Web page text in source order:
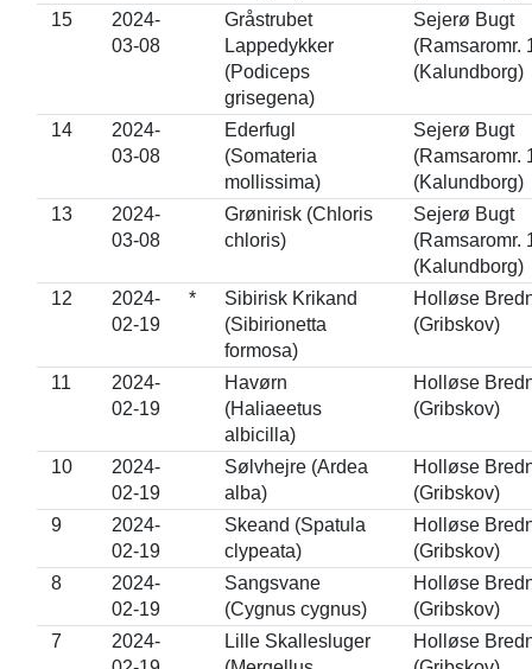
15
2024-
03-08
Gråstrubet
Lappedykker
(Podiceps
grisegena)
Sejerø Bugt
(Ramsaromr.
(Kalundborg)
14
2024-
03-08
Ederfugl
(Somateria
mollissima)
Sejerø Bugt
(Ramsaromr.
(Kalundborg)
13
2024-
03-08
Grønirisk (Chloris
chloris)
Sejerø Bugt
(Ramsaromr.
(Kalundborg)
12
2024-
02-19
*
Sibirisk Krikand
(Sibirionetta
formosa)
Holløse
(Gribskov)
11
2024-
02-19
Havørn
(Haliaeetus
albicilla)
Holløse
(Gribskov)
10
2024-
02-19
Sølvhejre (Ardea
alba)
Holløse
(Gribskov)
9
2024-
02-19
Skeand (Spatula
clypeata)
Holløse
(Gribskov)
8
2024-
02-19
Sangsvane
(Cygnus cygnus)
Holløse
(Gribskov)
7
2024-
Lille Skallesluger
Holløse